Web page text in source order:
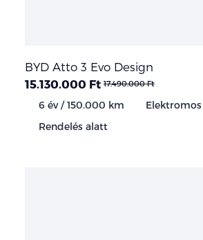
BYD Atto 3 Evo Design
15.130.000 Ft 17.490.000 Ft
6 év / 150.000 km Elektromos
Rendelés alatt